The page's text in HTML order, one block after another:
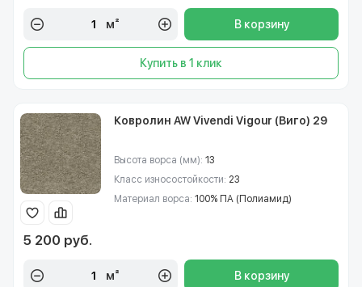
м² В корзину
Купить в 1 клик
Ковролин AW Vivendi Vigour (Виго) 29
Высота ворса (мм): 13
Класс износостойкости: 23
Материал ворса: 100% ПА (Полиамид)
5 200 руб.
м² В корзину